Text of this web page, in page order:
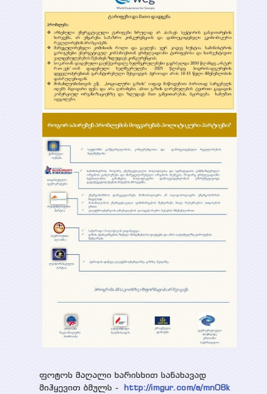
ფოტოს მაღალი ხარისხით სანახავად
მიჰყევით ბმულს - http://imgur.com/a/mnO8k